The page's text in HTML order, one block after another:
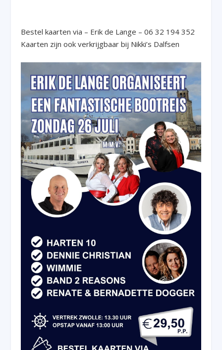
Bestel kaarten via – Erik de Lange – 06 32 194 352
Kaarten zijn ook verkrijgbaar bij Nikki’s Dalfsen